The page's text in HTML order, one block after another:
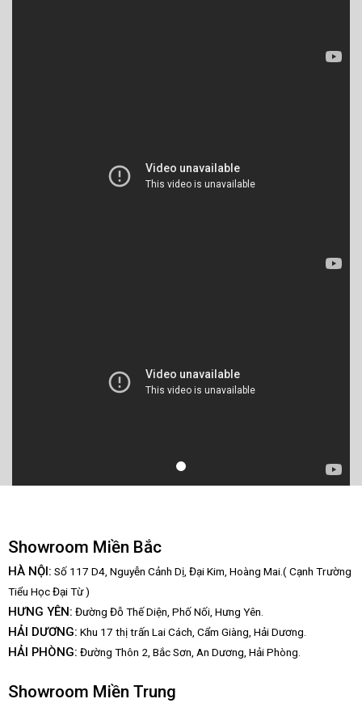
Showroom Miền Bắc
HÀ NỘI: Số 117 D4, Nguyễn Cảnh Dị, Đại Kim, Hoàng Mai.( Cạnh Trường
Tiểu Học Đại Từ )
HƯNG YÊN: Đường Đỗ Thế Diện, Phố Nối, Hưng Yên.
HẢI DƯƠNG: Khu 17 thị trấn Lai Cách, Cẩm Giàng, Hải Dương.
HẢI PHÒNG: Đường Thôn 2, Bắc Sơn, An Dương, Hải Phòng.
Showroom Miền Trung